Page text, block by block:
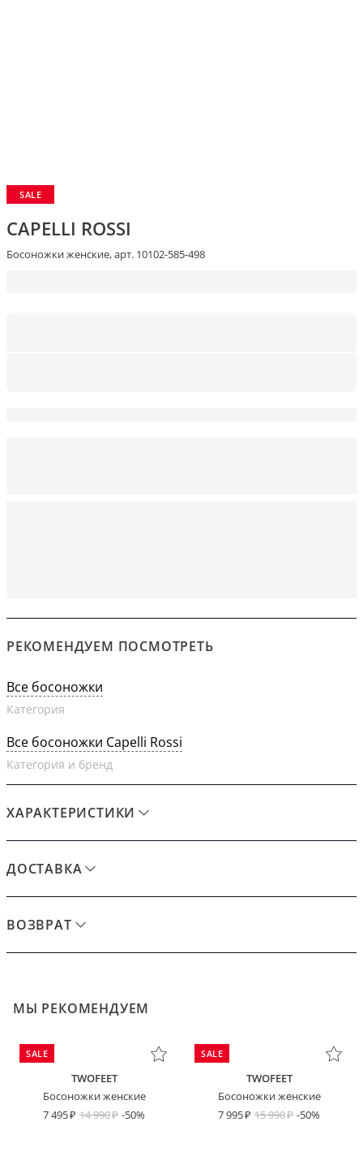
SALE
CAPELLI ROSSI
Босоножки женские, арт. 10102-585-498
РЕКОМЕНДУЕМ ПОСМОТРЕТЬ
Все босоножки
Категория
Все босоножки Capelli Rossi
Категория и бренд
ХАРАКТЕРИСТИКИ
ДОСТАВКА
ВОЗВРАТ
МЫ РЕКОМЕНДУЕМ
SALE
TWOFEET
Босоножки женские
7 495
14 990 -50%
SALE
TWOFEET
Босоножки женские
7 995
15 990 -50%